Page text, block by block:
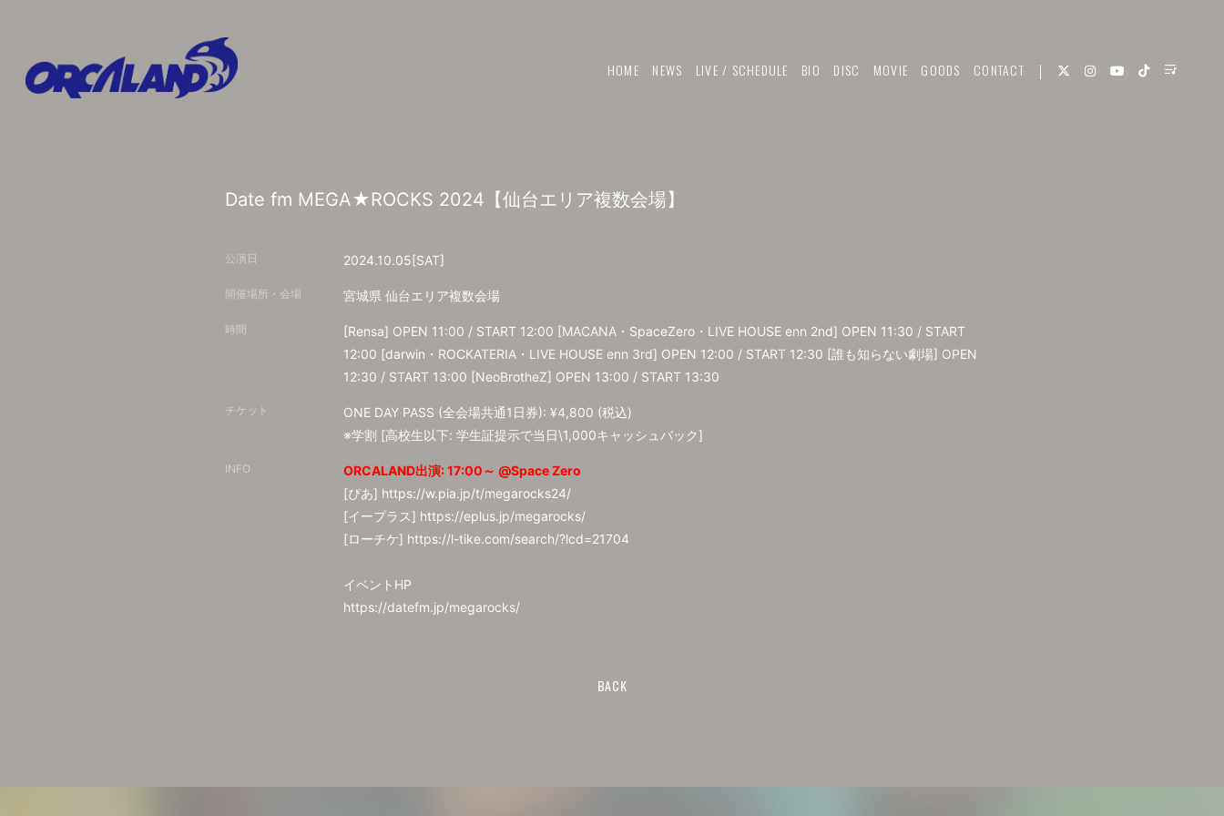
HOME NEWS LIVE / SCHEDULE BIO DISC MOVIE GOODS CONTACT
Date fm MEGA★ROCKS 2024【仙台エリア複数会場】
公演日 2024.10.05[SAT]
開催場所・会場 宮城県 仙台エリア複数会場
時間
[Rensa] OPEN 11:00 / START 12:00 [MACANA・SpaceZero・LIVE HOUSE enn 2nd] OPEN 11:30 / START
12:00 [darwin・ROCKATERIA・LIVE HOUSE enn 3rd] OPEN 12:00 / START 12:30 [誰も知らない劇場] OPEN
12:30 / START 13:00 [NeoBrotheZ] OPEN 13:00 / START 13:30
チケット
ONE DAY PASS (全会場共通1日券): ¥4,800 (税込)
※学割 [高校生以下: 学生証提示で当日\1,000キャッシュバック]
INFO
ORCALAND出演: 17:00～ @Space Zero
[ぴあ] https://w.pia.jp/t/megarocks24/
[イープラス] https://eplus.jp/megarocks/
[ローチケ] https://l-tike.com/search/?lcd=21704
イベントHP
https://datefm.jp/megarocks/
BACK